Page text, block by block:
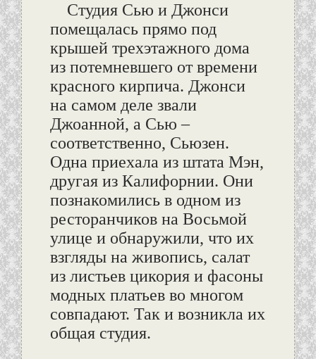
Студия Сью и Джонси
помещалась прямо под
крышей трехэтажного дома
из потемневшего от времени
красного кирпича. Джонси
на самом деле звали
Джоанной, а Сью –
соответственно, Сьюзен.
Одна приехала из штата Мэн,
другая из Калифорнии. Они
познакомились в одном из
ресторанчиков на Восьмой
улице и обнаружили, что их
взгляды на живопись, салат
из листьев цикория и фасоны
модных платьев во многом
совпадают. Так и возникла их
общая студия.